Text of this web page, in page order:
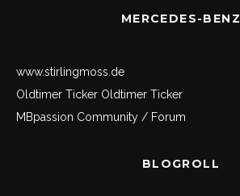
MERCEDES-BENZ
www.stirlingmoss.de
Oldtimer Ticker Oldtimer Ticker
MBpassion Community / Forum
BLOGROLL